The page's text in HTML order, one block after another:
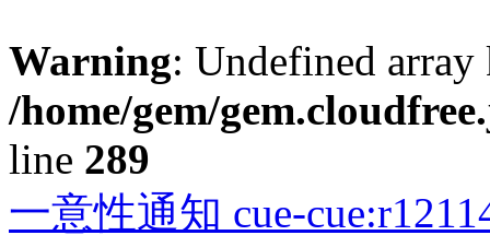
Warning: Undefined
/home/gem/
line 289
一意性通知 cue-